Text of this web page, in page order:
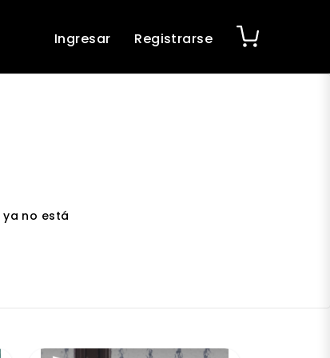
Ingresar Registrarse
ya no está